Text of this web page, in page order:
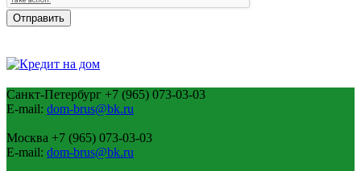
Санкт-Петербург +7 (965) 073-03-03
E-mail: dom-brus@bk.ru
Москва +7 (965) 073-03-03
E-mail: dom-brus@bk.ru